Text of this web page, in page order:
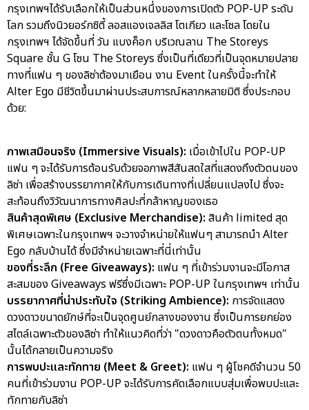
กรุงเทพฯได้รับเลือกให้เป็นส่วนหนึ่งของการเปิดตัว POP-UP ระดับ
โลก รวมถึงนิวยอร์กซิตี้ ลอสแองเจลลิส โตเกียว และโซล โดยใน
กรุงเทพฯ ได้จัดขึ้นที่ วัน แบงค็อก บริเวณลาน The Storeys
Square ชั้น G โซน The Storeys ซึ่งเป็นที่เดียวที่เป็นจุดหมายปลาย
ทางที่แฟน ๆ ของลิซ่าต้องมาเยือน งาน Event ในครั้งนี้จะทำให้
Alter Ego มีชีวิตขึ้นมาผ่านประสบการณ์หลากหลายมิติ ซึ่งประกอบ
ด้วย:
ภาพเสมือนจริง (Immersive Visuals): เมื่อเข้าไปใน POP-UP
แฟน ๆ จะได้รับการต้อนรับด้วยจอภาพสีสันสดใสที่แสดงถึงตัวตนของ
ลิซ่า เพื่อสร้างบรรยากาศให้กับการเดินทางที่เปลี่ยนแปลงไป ซึ่งจะ
สะท้อนถึงวิวัฒนาการทางศิลปะที่กล้าหาญของเธอ
สินค้าสุดพิเศษ (Exclusive Merchandise): สินค้า limited สุด
พิเศษเฉพาะในกรุงเทพฯ จะวางจำหน่ายให้แฟนๆ สามารถนำ Alter
Ego กลับบ้านได้ ซึ่งมีจำหน่ายเฉพาะที่นี่เท่านั้น
ของที่ระลึก (Free Giveaways): แฟน ๆ ที่เข้าร่วมงานจะมีโอกาส
สะสมของ Giveaways ฟรีซึ่งมีเฉพาะ POP-UP ในกรุงเทพฯ เท่านั้น
บรรยากาศที่น่าประทับใจ (Striking Ambience): การจัดแสดง
ดวงดาวขนาดยักษ์ที่จะเป็นจุดศูนย์กลางของงาน ซึ่งเป็นการยกย่อง
สไตล์เฉพาะตัวของลิซ่า ทำให้แนวคิดที่ว่า "ดวงดาวคือตัวตนทั้งหมด"
นั้นได้กลายเป็นความจริง
การพบปะและทักทาย (Meet & Greet): แฟน ๆ ผู้โชคดีจำนวน 50
คนที่เข้าร่วมงาน POP-UP จะได้รับการคัดเลือกแบบสุ่มเพื่อพบปะและ
ทักทายกับลิซ่า